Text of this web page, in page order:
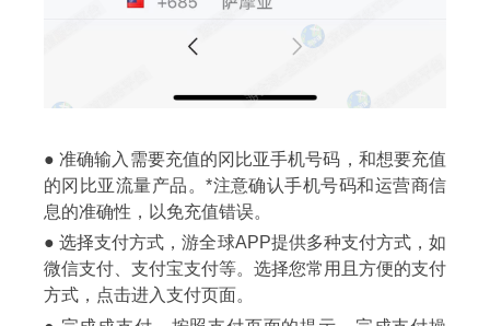
●准确输入需要充值的冈比亚手机号码，和想要充值
的冈比亚流量产品。*注意确认手机号码和运营商信
息的准确性，以免充值错误。
● 选择支付方式，游全球APP提供多种支付方式，如
微信支付、支付宝支付等。选择您常用且方便的支付
方式，点击进入支付页面。